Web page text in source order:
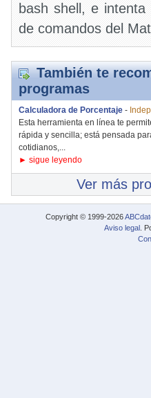
bash shell, e
de comandos del
También te
programas
Calculadora de Porcentaje -
Esta herramienta en línea te
rápida y sencilla; está pensada
cotidianos,...
► sigue leyendo
Ver más
Copyright © 1999-2026
Aviso legal .